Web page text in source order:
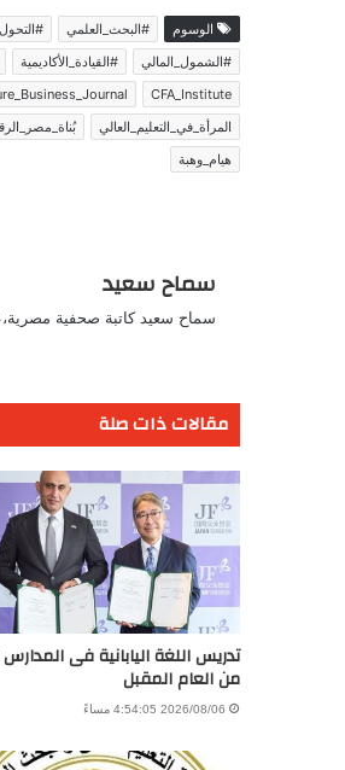
الوسوم #البحث_العلمي
#الشمول_المالي
#القيادة_الأكاديمية
CFA_Institute
المرأة_في_التعليم_العالي
هيام_وهبة
سماح سعيد
سماح سعيد كاتبة صحفية
مقالات ذات صلة
تدريس اللغة اليابانية فى المدارس
من العام المقبل
2026/08/06 4:54:05 مساءً